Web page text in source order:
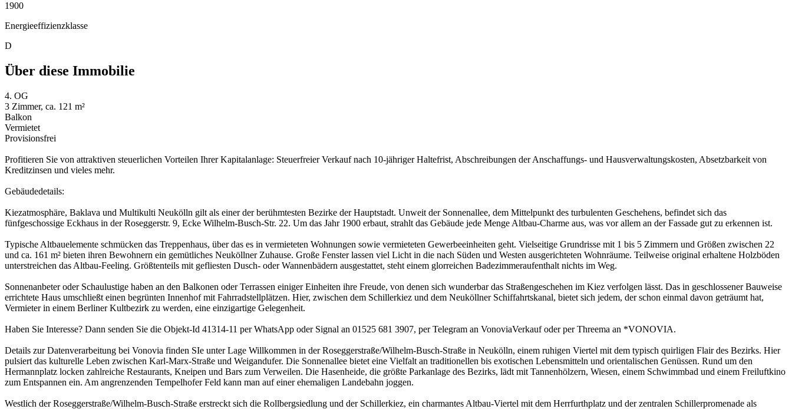
1900
Energieeffizienzklasse
D
Über diese Immobilie
4. OG
3 Zimmer, ca. 121 m²
Balkon
Vermietet
Provisionsfrei
Profitieren Sie von attraktiven steuerlichen Vorteilen Ihrer Kapitalanlage: Steuerfreier Verkauf nach 10-jähriger Haltefrist, Abschreibungen der Anschaffungs- und Hausverwaltungskosten, Absetzbarkeit von
Kreditzinsen und vieles mehr.
Gebäudedetails:
Kiezatmosphäre, Baklava und Multikulti Neukölln gilt als einer der berühmtesten Bezirke der Hauptstadt. Unweit der Sonnenallee, dem Mittelpunkt des turbulenten Geschehens, befindet sich das
fünfgeschossige Eckhaus in der Roseggerstr. 9, Ecke Wilhelm-Busch-Str. 22. Um das Jahr 1900 erbaut, strahlt das Gebäude jede Menge Altbau-Charme aus, was vor allem an der Fassade gut zu erkennen ist.
Typische Altbauelemente schmücken das Treppenhaus, über das es in vermieteten Wohnungen sowie vermieteten Gewerbeeinheiten geht. Vielseitige Grundrisse mit 1 bis 5 Zimmern und Größen zwischen 22
und ca. 161 m² bieten ihren Bewohnern ein gemütliches Neuköllner Zuhause. Große Fenster lassen viel Licht in die nach Süden und Westen ausgerichteten Wohnräume. Teilweise original erhaltene Holzböden
unterstreichen das Altbau-Feeling. Größtenteils mit gefliesten Dusch- oder Wannenbädern ausgestattet, steht einem glorreichen Badezimmeraufenthalt nichts im Weg.
Sonnenanbeter oder Schaulustige haben an den Balkonen oder Terrassen einiger Einheiten ihre Freude, von denen sich wunderbar das Straßengeschehen im Kiez verfolgen lässt. Das in geschlossener Bauweise
errichtete Haus umschließt einen begrünten Innenhof mit Fahrradstellplätzen. Hier, zwischen dem Schillerkiez und dem Neuköllner Schiffahrtskanal, bietet sich jedem, der schon einmal davon geträumt hat,
Vermieter in einem Berliner Kultbezirk zu werden, eine einzigartige Gelegenheit.
Haben Sie Interesse? Dann senden Sie die Objekt-Id 41314-11 per WhatsApp oder Signal an 01525 681 3907, per Telegram an VonoviaVerkauf oder per Threema an *VONOVIA.
Details zur Datenverarbeitung bei Vonovia finden SIe unter Lage Willkommen in der Roseggerstraße/Wilhelm-Busch-Straße in Neukölln, einem ruhigen Viertel mit dem typisch quirligen Flair des Bezirks. Hier
pulsiert das kulturelle Leben zwischen Karl-Marx-Straße und Weigandufer. Die Sonnenallee bietet eine Vielfalt an traditionellen bis exotischen Lebensmitteln und orientalischen Genüssen. Rund um den
Hermannplatz locken zahlreiche Restaurants, Kneipen und Bars zum Verweilen. Die Hasenheide, die größte Parkanlage des Bezirks, lädt mit Tannenhölzern, Wiesen, einem Schwimmbad und einem Freiluftkino
zum Entspannen ein. Am angrenzenden Tempelhofer Feld kann man auf einer ehemaligen Landebahn joggen.
Westlich der Roseggerstraße/Wilhelm-Busch-Straße erstreckt sich die Rollbergsiedlung und der Schillerkiez, ein charmantes Altbau-Viertel mit dem Herrfurthplatz und der zentralen Schillerpromenade als